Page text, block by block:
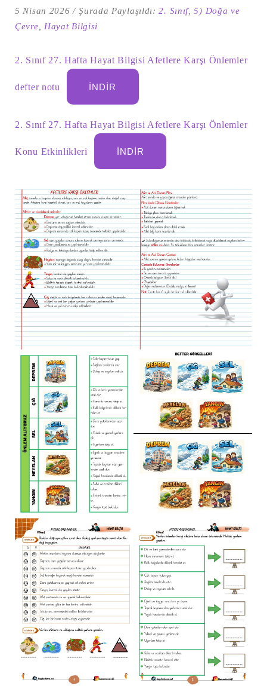
kelime
sonuçları:
5 Nisan 2026 Şurada Paylaşıldı:2. Sınıf,5) Doğa ve
Çevre
Hayat Bilgisi
2. Sınıf 27. Hafta Hayat Bilgisi Afetlere Karşı Önlemler
defter notu İNDIR
2. Sınıf 27. Hafta Hayat Bilgisi Afetlere Karşı Önlemler
Konu Etkinlikleri İNDIR